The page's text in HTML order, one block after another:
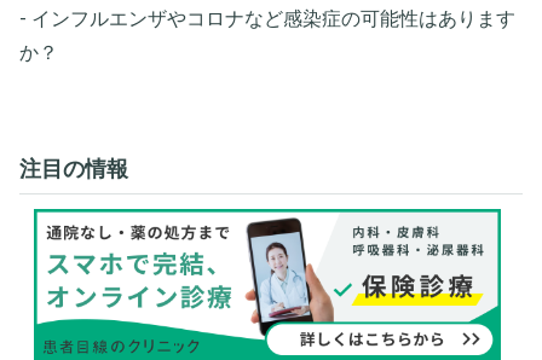
- インフルエンザやコロナなど感染症の可能性はあります
か？
注目の情報